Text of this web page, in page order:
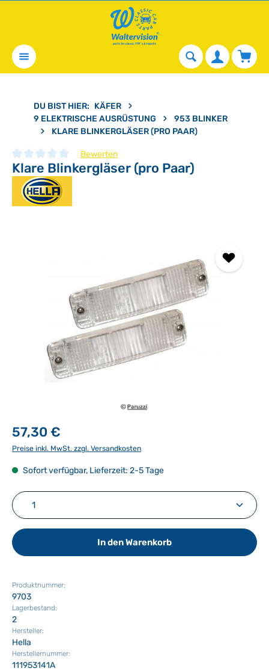
DU BIST HIER: KÄFER
9 ELEKTRISCHE AUSRÜSTUNG
953 BLINKER
KLARE BLINKERGLÄSER (PRO PAAR)
Durchschnittliche Bewertung von 0 von 5 Sternen
Bewerten
Klare Blinkergläser (pro Paar)
57,30 €
Preise inkl. MwSt. zzgl. Versandkosten
Sofort verfügbar, Lieferzeit: 2-5 Tage
Produkt Anzahl: Gib den gewünschten Wert ein
In den Warenkorb
Produktnummer:
9703
Lagerbestand:
2
Hersteller:
Hella
Herstellernummer:
111953141A